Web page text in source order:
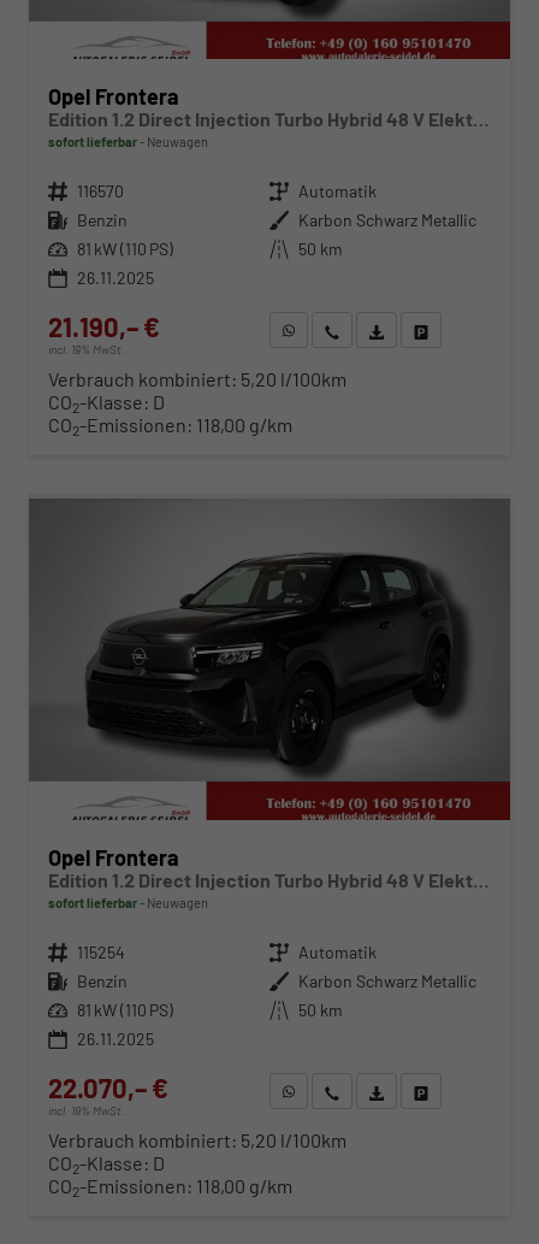
Opel Frontera
Edition 1.2 Direct Injection Turbo Hybrid 48 V Elektrisches 6-Ga
sofort lieferbar Neuwagen
Fahrzeugnr. 116570 Getriebe Automatik
Kraftstoff Benzin Außenfarbe Karbon Schwarz Metallic
Leistung 81 kW (110 PS) Kilometerstand 50 km
26.11.2025
21.190,– €
incl. 19% MwSt.
WhatsApp anfragen
Wir rufen Sie anFahrzeugexposé (PDF)
Verbrauch kombiniert: 5,20 l/100km
CO2-Klasse: D
CO2-Emissionen: 118,00 g/km
Opel Frontera
Edition 1.2 Direct Injection Turbo Hybrid 48 V Elektrisches 6-Ga
sofort lieferbar Neuwagen
Fahrzeugnr. 115254 Getriebe Automatik
Kraftstoff Benzin Außenfarbe Karbon Schwarz Metallic
Leistung 81 kW (110 PS) Kilometerstand 50 km
26.11.2025
22.070,– €
incl. 19% MwSt.
WhatsApp anfragen
Wir rufen Sie anFahrzeugexposé (PDF)
Verbrauch kombiniert: 5,20 l/100km
CO2-Klasse: D
CO2-Emissionen: 118,00 g/km